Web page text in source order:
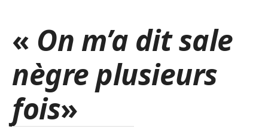
« On m’a dit sale
nègre plusieurs
fois»